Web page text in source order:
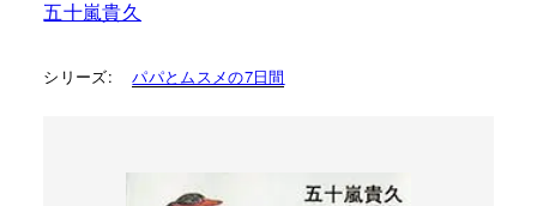
五十嵐貴久
シリーズ: パパとムスメの7日間